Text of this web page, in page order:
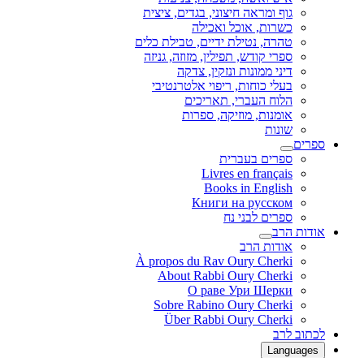
גוף ומראה חיצוני, בגדים, ציצית
כשרות, אוכל ואכילה
טהרה, נטילת ידיים, טבילת כלים
ספרי קודש, תפילין, מזוזה, גניזה
דיני ממונות ונזקין, צדקה
בעלי כוחות, ריפוי אלטרנטיבי
הלוח העברי, תאריכים
אומנות, מוזיקה, ספרות
שונות
ספרים
ספרים בעברית
Livres en français
Books in English
Книги на русском
ספרים לבני נח
אודות הרב
אודות הרב
À propos du Rav Oury Cherki
About Rabbi Oury Cherki
О раве Ури Шерки
Sobre Rabino Oury Cherki
Über Rabbi Oury Cherki
לכתוב לרב
Languages